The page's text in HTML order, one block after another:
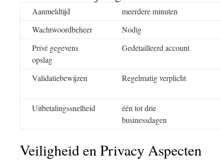
Aanmeldtijd
meerdere minuten
Wachtwoordbeheer
Nodig
Privé gegevens
opslag
Gedetailleerd account
Validatiebewijzen Regelmatig verplicht
Uitbetalingssnelheid
één tot drie
businessdagen
Veiligheid en Privacy Aspecten